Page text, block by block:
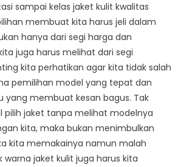
sampai kelas jaket kulit kwalitas
membuat kita harus jeli dalam
hanya dari segi harga dan
juga harus melihat dari segi
kita perhatikan agar kita tidak salah
pemilihan model yang tepat dan
yang membuat kesan bagus. Tak
pilih jaket tanpa melihat modelnya
kita, maka bukan menimbulkan
kita memakainya namun malah
warna jaket kulit juga harus kita